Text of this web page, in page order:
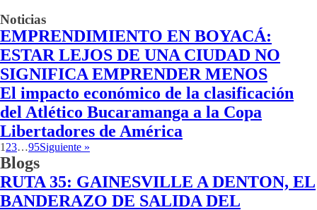
Noticias
EMPRENDIMIENTO EN BOYACÁ:
ESTAR LEJOS DE UNA CIUDAD NO
SIGNIFICA EMPRENDER MENOS
El impacto económico de la clasificación
del Atlético Bucaramanga a la Copa
Libertadores de América
1 23…95Siguiente »
Blogs
RUTA 35: GAINESVILLE A DENTON, EL
BANDERAZO DE SALIDA DEL